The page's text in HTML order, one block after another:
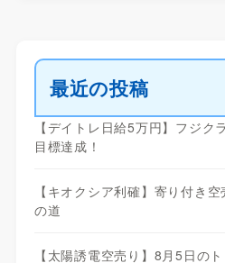
最近の投稿
【デイトレ日給5万円】フジク
目標達成！
【キオクシア利確】寄り付き
の道
【太陽誘電空売り】8月5日の